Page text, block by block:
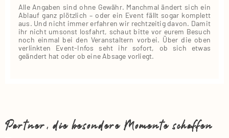
Alle Angaben sind ohne Gewähr. Manchmal ändert sich ein
Ablauf ganz plötzlich – oder ein Event fällt sogar komplett
aus. Und nicht immer erfahren wir rechtzeitig davon. Damit
ihr nicht umsonst losfahrt, schaut bitte vor eurem Besuch
noch einmal bei den Veranstaltern vorbei. Über die oben
verlinkten Event‑Infos seht ihr sofort, ob sich etwas
geändert hat oder ob eine Absage vorliegt.
Partner, die besondere Momente schaffen